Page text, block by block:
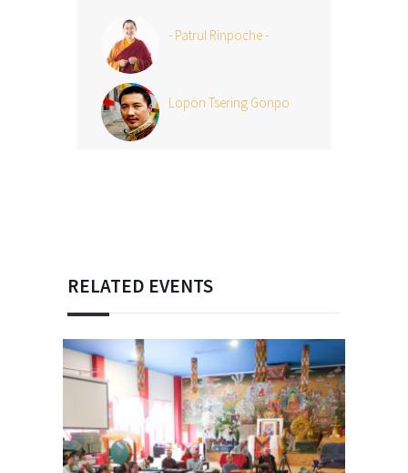
- Patrul Rinpoche -
Lopön Tsering Gönpo
RELATED EVENTS